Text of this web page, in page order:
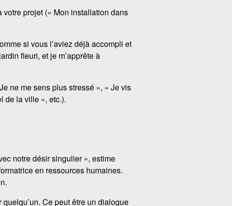
votre projet (« Mon installation dans
si vous l’aviez déjà accompli et
fleuri, et je m’apprête à
ne me sens plus stressé », « Je vis
de la ville », etc.).
notre désir singulier », estime
en ressources humaines.
Ce peut être un dialogue